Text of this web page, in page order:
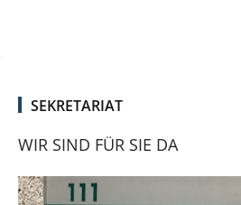
SEKRETARIAT
WIR SIND FÜR SIE DA